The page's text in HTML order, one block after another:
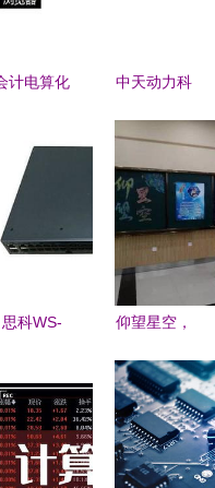
沃土，与
兴
计电算化
硬件基础
——从账本
到服务器的
跨越
中天动力科
协同之力，
驱动数字化
未来
思科WS-
LL合
肥促销
元 计
仰望星空，
高一学子聆
听北大吴泰
然教授报告